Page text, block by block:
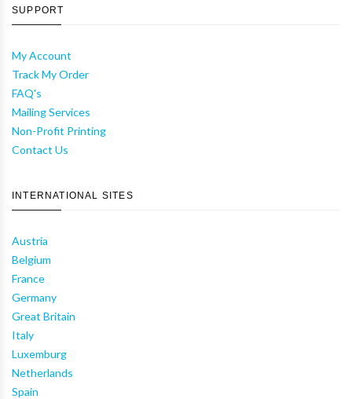
SUPPORT
My Account
Track My Order
FAQ's
Mailing Services
Non-Profit Printing
Contact Us
INTERNATIONAL SITES
Austria
Belgium
France
Germany
Great Britain
Italy
Luxemburg
Netherlands
Spain